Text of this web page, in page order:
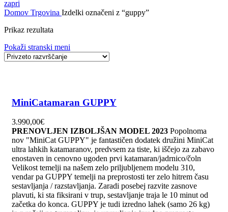
zapri
Domov Trgovina Izdelki označeni z “guppy”
Prikaz rezultata
Pokaži stranski meni
MiniCatamaran GUPPY
3.990,00€
PRENOVLJEN IZBOLJŠAN MODEL 2023 Popolnoma
nov "MiniCat GUPPY" je fantastičen dodatek družini MiniCat
ultra lahkih katamaranov, predvsem za tiste, ki iščejo za zabavo
enostaven in cenovno ugoden prvi katamaran/jadrnico/čoln
Velikost temelji na našem zelo priljubljenem modelu 310,
vendar pa GUPPY temelji na preprostosti ter zelo hitrem času
sestavljanja / razstavljanja. Zaradi posebej razvite zasnove
plavuti, ki sta fiksirani v trup, sestavljanje traja le 10 minut od
začetka do konca. GUPPY je tudi izredno lahek (samo 26 kg)